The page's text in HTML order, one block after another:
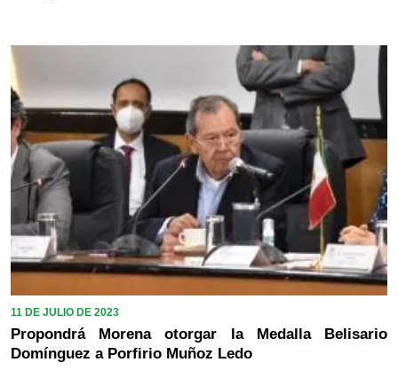
11 DE JULIO DE 2023
Propondrá Morena otorgar la Medalla Belisario
Domínguez a Porfirio Muñoz Ledo